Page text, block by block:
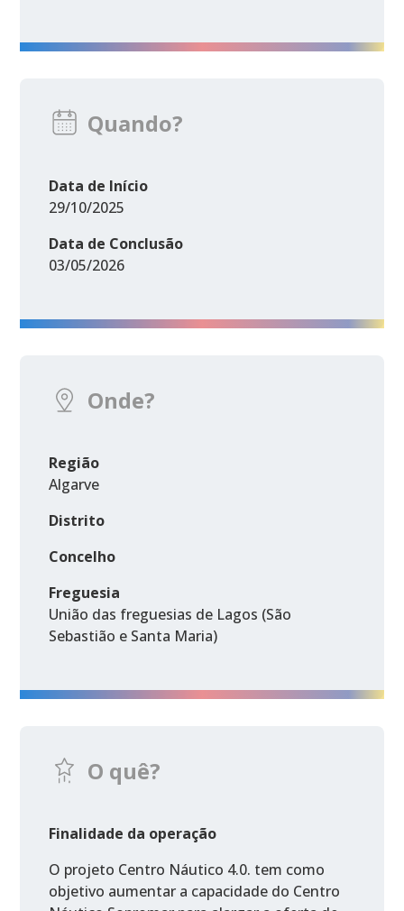
Quando?
Data de Início
29/10/2025
Data de Conclusão
03/05/2026
Onde?
Região
Algarve
Distrito
Concelho
Freguesia
União das freguesias de Lagos (São
Sebastião e Santa Maria)
O quê?
Finalidade da operação
O projeto Centro Náutico 4.0. tem como
objetivo aumentar a capacidade do Centro